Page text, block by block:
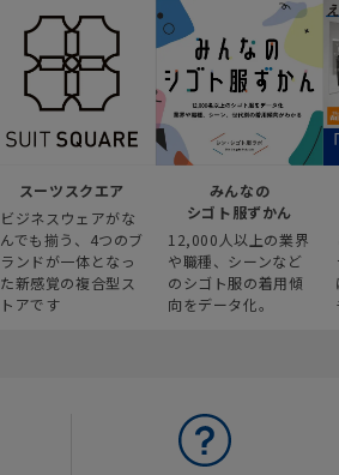
スーツスクエア
ビジネスウェアがな
んでも揃う、4つのブ
ランドが一体となっ
た新感覚の複合型ス
トアです
みんなの
シゴト服ずかん
12,000人以上の業界
や職種、シーンなど
のシゴト服の着用傾
向をデータ化。